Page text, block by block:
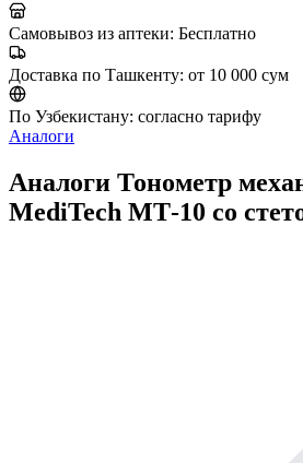
Самовывоз из аптеки: Бесплатно
Доставка по Ташкенту: от 10 000 сум
По Узбекистану: согласно тарифу
Аналоги
Аналоги Тонометр
MediTech МТ-10 со